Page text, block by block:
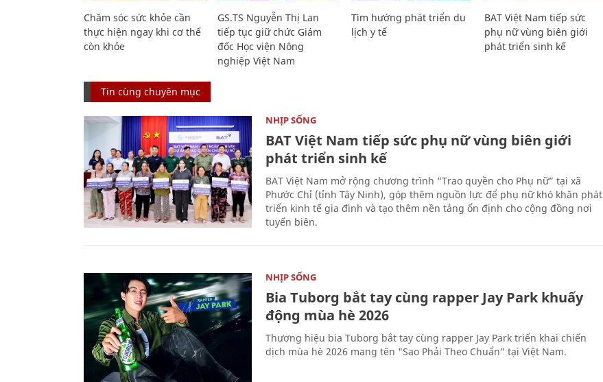
Chăm sóc sức khỏe cần
thực hiện ngay khi cơ thể
còn khỏe
GS.TS Nguyễn Thị Lan
tiếp tục giữ chức Giám
đốc Học viện Nông
nghiệp Việt Nam
Tìm hướng phát triển du
lịch y tế
BAT Việt Nam tiếp sức
phụ nữ vùng biên giới
phát triển sinh kế
Tin cùng chuyên mục
NHỊP SỐNG
BAT Việt Nam tiếp sức phụ nữ vùng biên giới
phát triển sinh kế
BAT Việt Nam mở rộng chương trình “Trao quyền cho Phụ nữ” tại xã
Phước Chỉ (tỉnh Tây Ninh), góp thêm nguồn lực để phụ nữ khó khăn phát
triển kinh tế gia đình và tạo thêm nền tảng ổn định cho cộng đồng nơi
tuyến biên.
NHỊP SỐNG
Bia Tuborg bắt tay cùng rapper Jay Park khuấy
động mùa hè 2026
Thương hiệu bia Tuborg bắt tay cùng rapper Jay Park triển khai chiến
dịch mùa hè 2026 mang tên "Sao Phải Theo Chuẩn” tại Việt Nam.